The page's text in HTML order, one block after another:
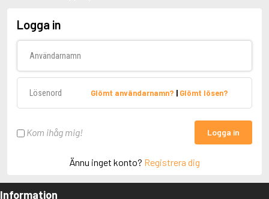
Logga in
Glömt användarnamn? | Glömt lösen?
Kom ihåg mig! Logga in
Ännu inget konto? Registrera dig
Information